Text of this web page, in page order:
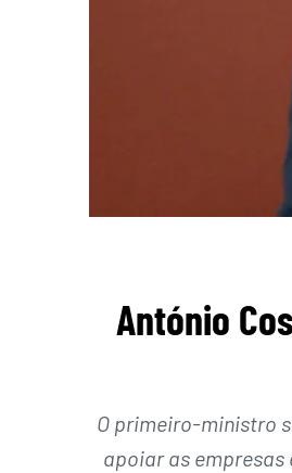
António
O primeiro-ministro
apoiar as empresas